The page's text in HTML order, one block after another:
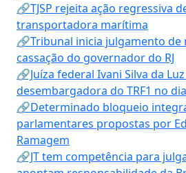
🔗TJSP rejeita ação regressiva
transportadora marítima
🔗Tribunal inicia julgamento de
cassação do governador do RJ
🔗Juíza federal Ivani Silva da
desembargadora do TRF1 no
🔗Determinado bloqueio
parlamentares propostas por
Ramagem
🔗JT tem competência para